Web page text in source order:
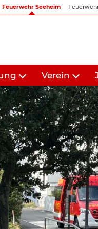
Feuerwehr Seeheim
Verein